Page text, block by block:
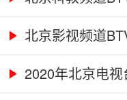
北京影视频道
2020年北京电